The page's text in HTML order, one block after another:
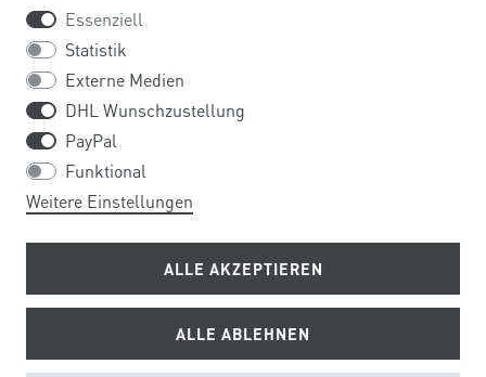
REGISTRIERUNG FIRMENKUNDEN
BARRIEREFREIHEIT
UNTERNEHMEN
ÜBER UNS
KONTAKT
Essenziell
Statistik
Externe Medien
DHL Wunschzustellung
PayPal
Funktional
Weitere Einstellungen
ALLE AKZEPTIEREN
ALLE ABLEHNEN